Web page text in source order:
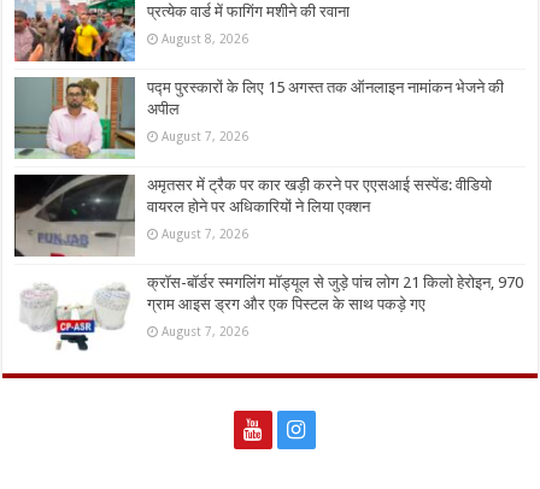
प्रत्येक वार्ड में फागिंग मशीने की रवाना
August 8, 2026
पद्म पुरस्कारों के लिए 15 अगस्त तक ऑनलाइन नामांकन भेजने की
अपील
August 7, 2026
अमृतसर में ट्रैक पर कार खड़ी करने पर एएसआई सस्पेंड: वीडियो
वायरल होने पर अधिकारियों ने लिया एक्शन
August 7, 2026
क्रॉस-बॉर्डर स्मगलिंग मॉड्यूल से जुड़े पांच लोग 21 किलो हेरोइन, 970
ग्राम आइस ड्रग और एक पिस्टल के साथ पकड़े गए
August 7, 2026